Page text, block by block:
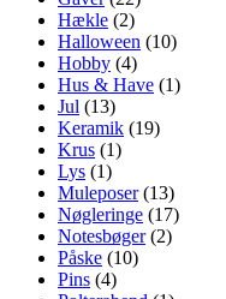
Hækle (2)
Halloween (10)
Hobby (4)
Hus & Have (1)
Jul (13)
Keramik (19)
Krus (1)
Lys (1)
Muleposer(13)
Nøgleringe (17)
Notesbøger(2)
Påske (10)
Pins (4)